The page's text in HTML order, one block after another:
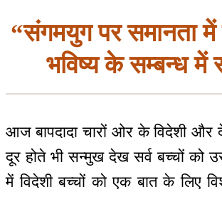
“संगमयुग पर समानता
भविष्य के सम्बन्ध में
आज बापदादा चारों ओर के विदेशी और
दूर होते भी सन्मुख देख सर्व बच्चों को
में विदेशी बच्चों को एक बात के लिए